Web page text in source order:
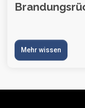
Mehr wissen